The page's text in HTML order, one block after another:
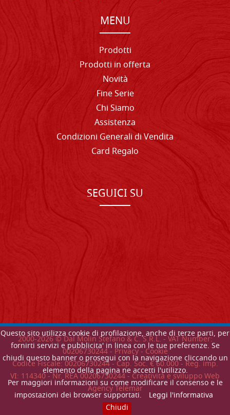
Questo sito utilizza cookie di profilazione, anche di terze parti, per
fornirti servizi e pubblicita' in linea con le tue preferenze. Se
chiudi questo banner o prosegui con la navigazione cliccando un
elemento della pagina ne accetti l'utilizzo.
Per maggiori informazioni su come modificare il consenso e le
impostazioni dei browser supportati.
Leggi l'informativa
Chiudi
MENU
Prodotti
Prodotti in offerta
Novità
Fine Serie
Chi Siamo
Assistenza
Condizioni Generali di Vendita
Card Regalo
SEGUICI SU
2000-2026© Dal Molin Stefano & C. S.R.L. - VAT Number:
00206730244 - Privacy-Cookie
Codice Fiscale: 00206730244 - Cap. Soc. € 60.000 - Reg. imp.
VI: 114340 - Nr. REA 00206730244 - Creatività e sviluppo Web
Agency Telemar